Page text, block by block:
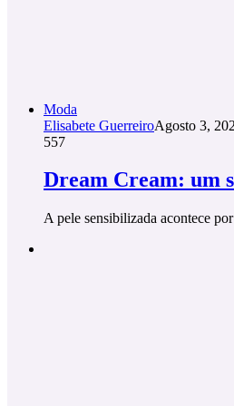
Moda
Elisabete GuerreiroAgosto 3,
557
Dream Cream: um
A pele sensibilizada acontece